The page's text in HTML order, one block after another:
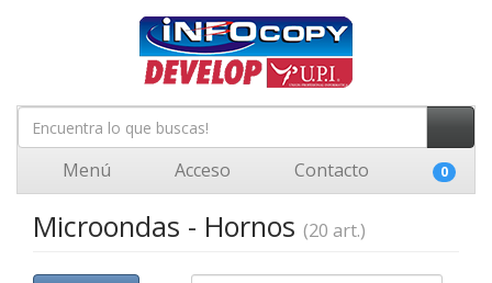
Menú Acceso Contacto 0
Microondas - Hornos (20 art.)